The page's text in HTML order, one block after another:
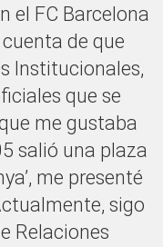
el FC Barcelona
de que
Institucionales,
que se
me gustaba
salió una plaza
me presenté
sigo
Relaciones